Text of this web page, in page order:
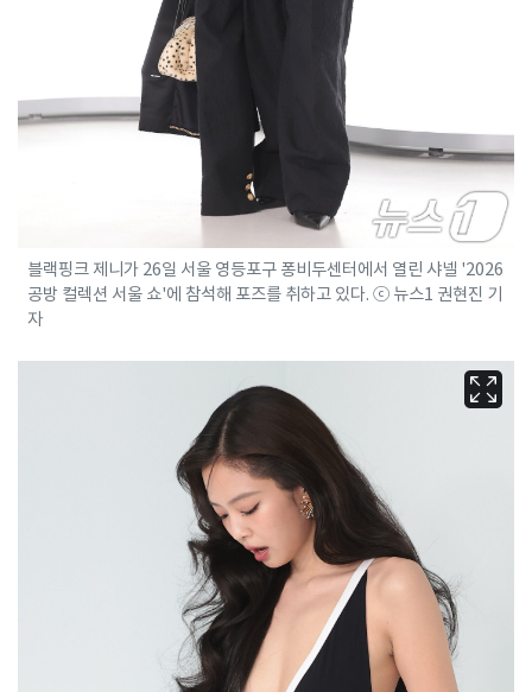
블랙핑크 제니가 26일 서울 영등포구 퐁비두센터에서 열린 샤넬 '2026
공방 컬렉션 서울 쇼'에 참석해 포즈를 취하고 있다. ⓒ 뉴스1 권현진 기
자